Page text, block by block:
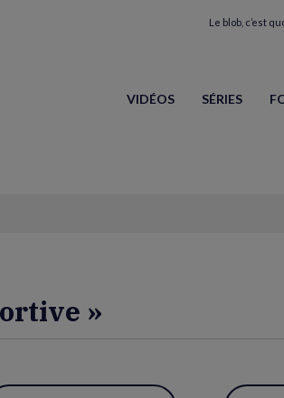
Le blob, c’est
VIDÉOS SÉRIES
»